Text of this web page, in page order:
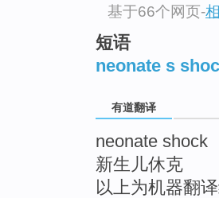
基于66个网页-
短语
neonate s
有道翻译
neonate shock
新生儿休克
以上为机器翻